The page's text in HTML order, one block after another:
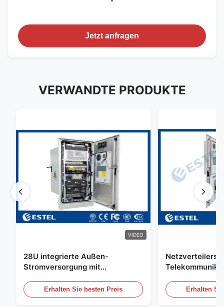
Jetzt anfragen
VERWANDTE PRODUKTE
VIDEO
28U integrierte Außen-
Stromversorgung mit
Energiespeicher
Erhalten Sie besten Preis
Sensor/Tür-
Erhalten